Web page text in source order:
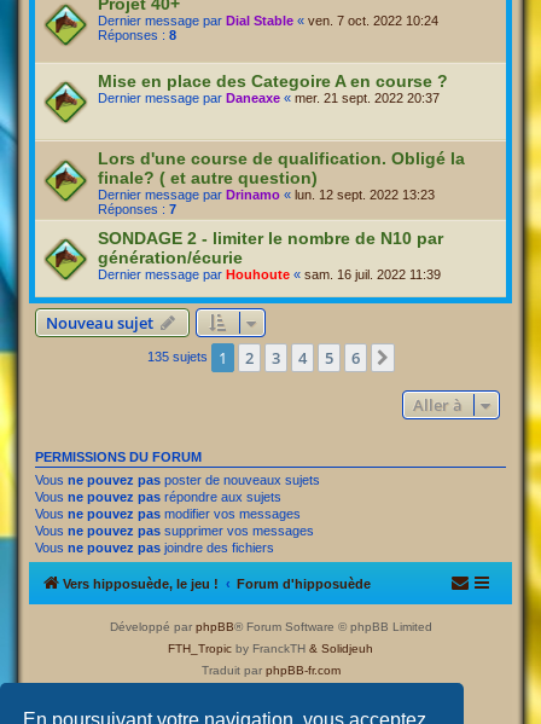
En poursuivant votre navigation, vous acceptez
Dernier message par Dial Stable « ven. 7 oct. 2022 10:24
Réponses : 8
Mise en place des Categoire A en course ?
Dernier message par Daneaxe « mer. 21 sept. 2022 20:37
Lors d'une course de qualification. Obligé la
finale? ( et autre question)
Dernier message par Drinamo « lun. 12 sept. 2022 13:23
Réponses : 7
SONDAGE 2 - limiter le nombre de N10 par
génération/écurie
Dernier message par Houhoute « sam. 16 juil. 2022 11:39
Nouveau sujet
135 sujets 1 2 3 4 5 6
Aller à
PERMISSIONS DU FORUM
Vous ne pouvez pas poster de nouveaux sujets
Vous ne pouvez pas répondre aux sujets
Vous ne pouvez pas modifier vos messages
Vous ne pouvez pas supprimer vos messages
Vous ne pouvez pas joindre des fichiers
Vers hipposuède, le jeu ! Forum d'hipposuède
Développé par phpBB® Forum Software © phpBB Limited
FTH_Tropic by FranckTH & Solidjeuh
Traduit par phpBB-fr.com